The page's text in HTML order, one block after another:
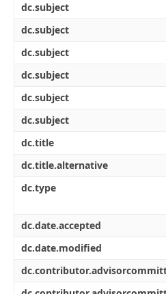
dc.subject
dc.subject
dc.subject
dc.subject
dc.subject
dc.subject
dc.title
dc.title.alternative
dc.type
dc.date.accepted
dc.date.modified